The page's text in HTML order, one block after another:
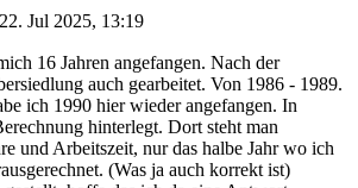
22. Jul 2025, 13:19
16 Jahren angefangen. Nach der
auch gearbeitet. Von 1986 - 1989.
ich 1990 hier wieder angefangen. In
hinterlegt. Dort steht man
und Arbeitszeit, nur das halbe Jahr wo ich
(Was ja auch korrekt ist)